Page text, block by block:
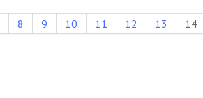
8 9 10 11 12 13 14